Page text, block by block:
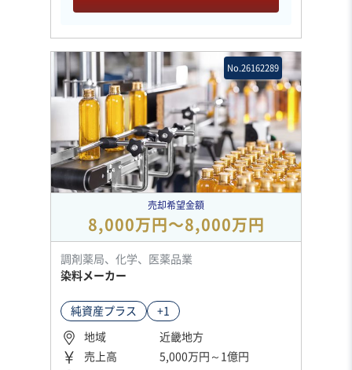
No.26162289
売却希望金額
8,000万円〜8,000万円
調剤薬局、化学、医薬品業
染料メーカー
純資産プラス +1
地域
近畿地方
売上高
5,000万円～1億円